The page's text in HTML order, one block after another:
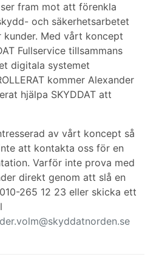
fram mot att förenkla
och säkerhetsarbetet
kunder. Med vårt koncept
Fullservice tillsammans
digitala systemet
kommer Alexander
hjälpa SKYDDAT att
av vårt koncept så
att kontakta oss för en
Varför inte prova med
direkt genom att slå en
265 12 23 eller skicka ett